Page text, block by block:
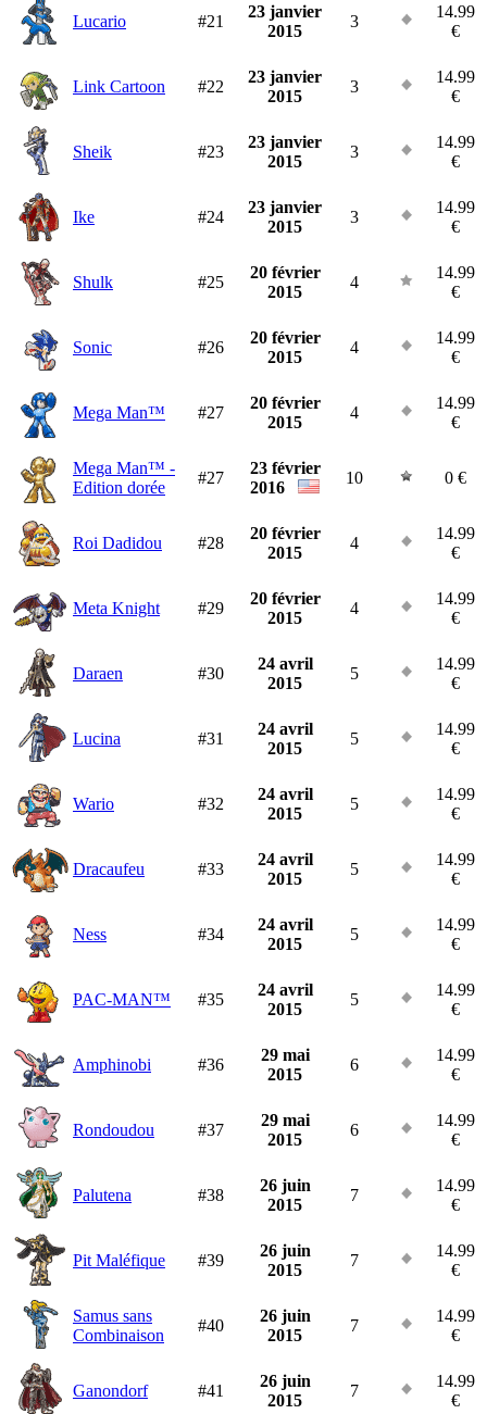
Lucario #21
23 janvier
2015
3
14.99
€
Link Cartoon #22
23 janvier
2015
3
14.99
€
Sheik #23
23 janvier
2015
3
14.99
€
Ike #24
23 janvier
2015
3
14.99
€
Shulk #25
20 février
2015
4
14.99
€
Sonic #26
20 février
2015
4
14.99
€
Mega Man™ #27
20 février
2015
4
14.99
€
Mega Man™ -
Edition dorée
#27
23 février
2016
10 0 €
Roi Dadidou #28
20 février
2015
4
14.99
€
Meta Knight #29
20 février
2015
4
14.99
€
Daraen #30
24 avril
2015
5
14.99
€
Lucina #31
24 avril
2015
5
14.99
€
Wario #32
24 avril
2015
5
14.99
€
Dracaufeu #33
24 avril
2015
5
14.99
€
Ness #34
24 avril
2015
5
14.99
€
PAC-MAN™ #35
24 avril
2015
5
14.99
€
Amphinobi #36
29 mai
2015
6
14.99
€
Rondoudou #37
29 mai
2015
6
14.99
€
Palutena #38
26 juin
2015
7
14.99
€
Pit Maléfique #39
26 juin
2015
7
14.99
€
Samus sans
Combinaison
#40
26 juin
2015
7
14.99
€
Ganondorf #41
26 juin
2015
7
14.99
€